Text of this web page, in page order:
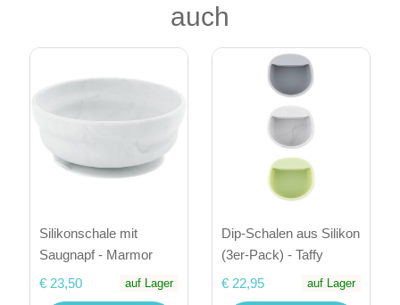
auch
Silikonschale mit
Saugnapf - Marmor
€ 23,50
auf Lager
Dip-Schalen aus Silikon
(3er-Pack) - Taffy
€ 22,95
auf Lager